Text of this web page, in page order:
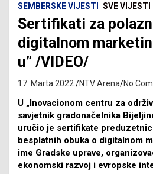
SEMBERSKE VIJESTI SVE VIJESTI
Sertifikati za
digitalnom
u” /VIDEO/
17. Marta 2022. NTV Arena No
U „Inovacionom centru za
savjetnik gradonačelnika
uručio je sertifikate
besplatnih obuka o digitalnom
ime Gradske uprave,
ekonomski razvoj i evropske